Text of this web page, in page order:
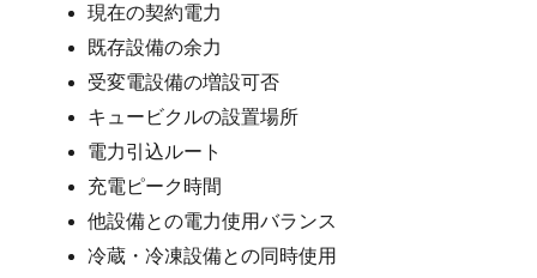
現在の契約電力
既存設備の余力
受変電設備の増設可否
キュービクルの設置場所
電力引込ルート
充電ピーク時間
他設備との電力使用バランス
冷蔵・冷凍設備との同時使用